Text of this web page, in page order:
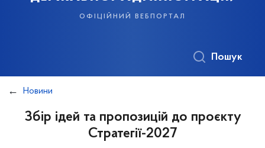
офіційний вебпортал
Пошук
Новини
Збір ідей та пропозицій до проєкту
Стратегії-2027